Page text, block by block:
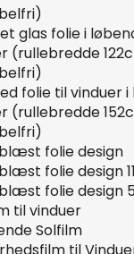
glas folie i
(rullebredde
folie til vinduer
(rullebredde
folie design
folie design
folie design
til vinduer
Solfilm